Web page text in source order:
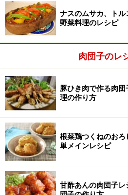
ボウルにタレ(ヌックチャム)以
ぜ合わせる。
ナスのムサカ、ト
野菜料理のレシピ
肉団子のレ
豚ひき肉で作る肉
理の作り方
根菜鶏つくねのお
単メインレシピ
甘酢あんの肉団子